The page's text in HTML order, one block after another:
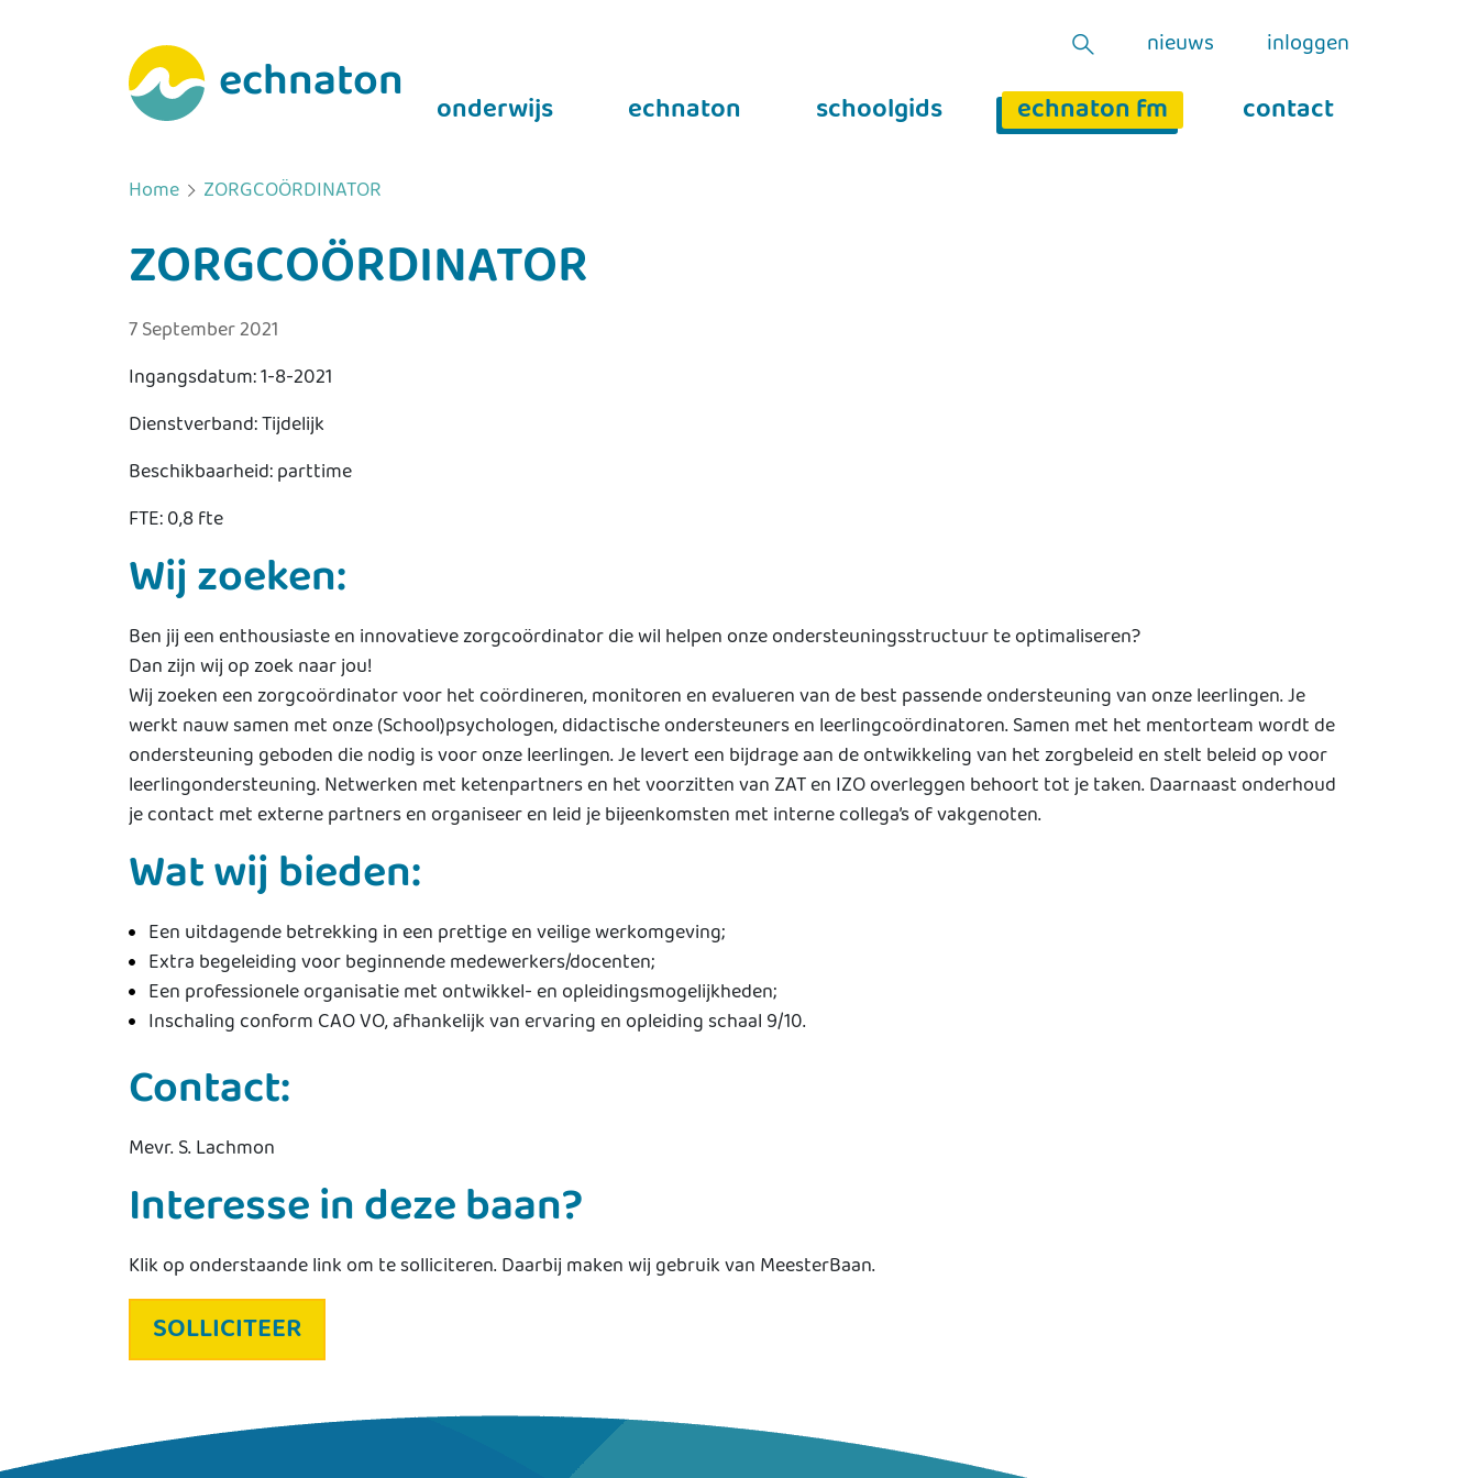
echnaton
nieuws inloggen
onderwijs echnaton schoolgids echnaton fm contact
Home ZORGCOÖRDINATOR
ZORGCOÖRDINATOR
7 September 2021
Ingangsdatum: 1-8-2021
Dienstverband: Tijdelijk
Beschikbaarheid: parttime
FTE: 0,8 fte
Wij zoeken:
Ben jij een enthousiaste en innovatieve zorgcoördinator die wil helpen onze ondersteuningsstructuur te optimaliseren?
Dan zijn wij op zoek naar jou!
Wij zoeken een zorgcoördinator voor het coördineren, monitoren en evalueren van de best passende ondersteuning van onze leerlingen. Je
werkt nauw samen met onze (School)psychologen, didactische ondersteuners en leerlingcoördinatoren. Samen met het mentorteam wordt de
ondersteuning geboden die nodig is voor onze leerlingen. Je levert een bijdrage aan de ontwikkeling van het zorgbeleid en stelt beleid op voor
leerlingondersteuning. Netwerken met ketenpartners en het voorzitten van ZAT en IZO overleggen behoort tot je taken. Daarnaast onderhoud
je contact met externe partners en organiseer en leid je bijeenkomsten met interne collega’s of vakgenoten.
Wat wij bieden:
Een uitdagende betrekking in een prettige en veilige werkomgeving;
Extra begeleiding voor beginnende medewerkers/docenten;
Een professionele organisatie met ontwikkel- en opleidingsmogelijkheden;
Inschaling conform CAO VO, afhankelijk van ervaring en opleiding schaal 9/10.
Contact:
Mevr. S. Lachmon
Interesse in deze baan?
Klik op onderstaande link om te solliciteren. Daarbij maken wij gebruik van MeesterBaan.
SOLLICITEER